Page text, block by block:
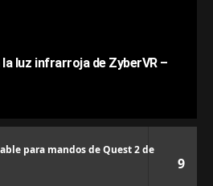
luz infrarroja de ZyberVR –
para mandos de Quest 2 de
9